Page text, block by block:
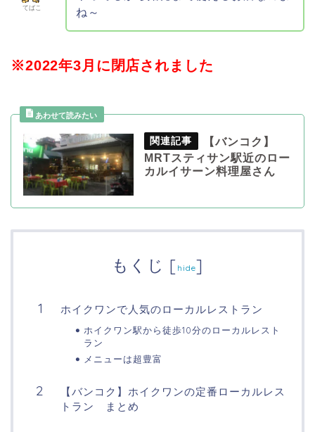
てばこ
ね～
※2022年3月に閉店されました
【バンコク】
MRTスティサン駅近のロー
カルイサーン料理屋さん
もくじ [ hide]
ホイクワンで人気のローカルレストラン
ホイクワン駅から徒歩10分のローカルレスト
ラン
メニューは超豊富
【バンコク】ホイクワンの定番ローカルレス
トラン まとめ